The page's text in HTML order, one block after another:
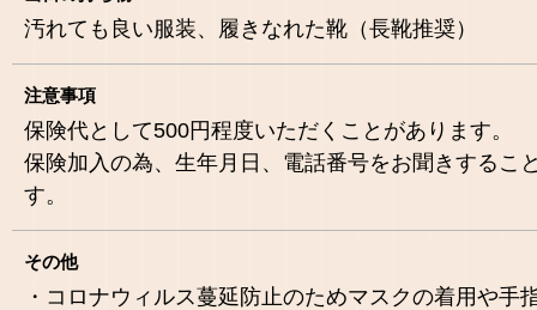
汚れても良い服装、履きなれた靴（長靴推奨）
注意事項
保険代として500円程度いただくことがあります。
保険加入の為、生年月日、電話番号をお聞きするこ
す。
その他
・コロナウィルス蔓延防止のためマスクの着用や手